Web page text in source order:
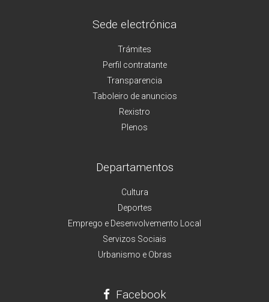
Sede electrónica
Trámites
Perfil contratante
Transparencia
Taboleiro de anuncios
Rexistro
Plenos
Departamentos
Cultura
Deportes
Emprego e Desenvolvemento Local
Servizos Sociais
Urbanismo e Obras
Facebook